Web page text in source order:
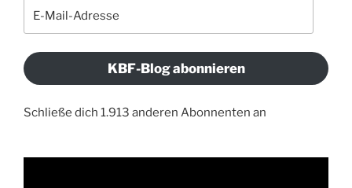
KBF-Blog abonnieren
Schließe dich 1.913 anderen Abonnenten an